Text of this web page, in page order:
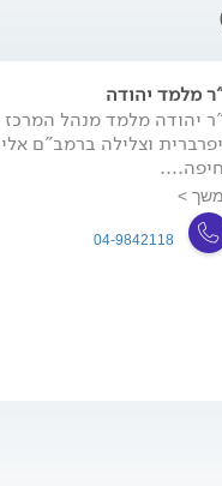
מלמד יהודה
יהודה מלמד מנהל המרכז
וצלילה ברמב"ם
>
04-9842118